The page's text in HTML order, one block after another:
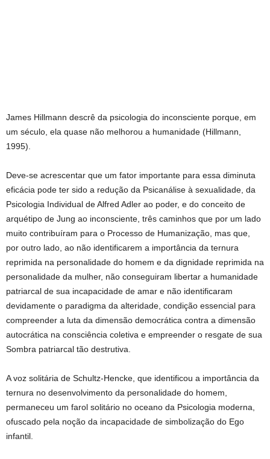
James Hillmann descrê da psicologia do inconsciente porque, em
um século, ela quase não melhorou a humanidade (Hillmann,
1995).
Deve-se acrescentar que um fator importante para essa diminuta
eficácia pode ter sido a redução da Psicanálise à sexualidade, da
Psicologia Individual de Alfred Adler ao poder, e do conceito de
arquétipo de Jung ao inconsciente, três caminhos que por um lado
muito contribuíram para o Processo de Humanização, mas que,
por outro lado, ao não identificarem a importância da ternura
reprimida na personalidade do homem e da dignidade reprimida na
personalidade da mulher, não conseguiram libertar a humanidade
patriarcal de sua incapacidade de amar e não identificaram
devidamente o paradigma da alteridade, condição essencial para
compreender a luta da dimensão democrática contra a dimensão
autocrática na consciência coletiva e empreender o resgate de sua
Sombra patriarcal tão destrutiva.
A voz solitária de Schultz-Hencke, que identificou a importância da
ternura no desenvolvimento da personalidade do homem,
permaneceu um farol solitário no oceano da Psicologia moderna,
ofuscado pela noção da incapacidade de simbolização do Ego
infantil.